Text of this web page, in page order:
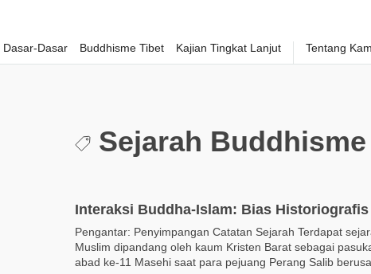
Dasar-Dasar Buddhisme Tibet Kajian Tingkat Lanjut Tentang
Sejarah Buddhisme
Interaksi Buddha-Islam: Bias Historiografis
Pengantar: Penyimpangan Catatan Sejarah Terdapat
Muslim dipandang oleh kaum Kristen Barat sebagai
abad ke-11 Masehi saat para pejuang Perang Salib